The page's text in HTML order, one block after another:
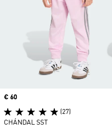
Precio
€ 60
(27)
CHÁNDAL SST